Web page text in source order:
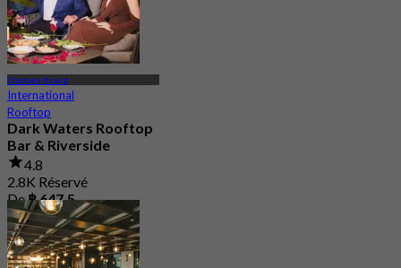
Charoen Krung
International
Rooftop
Dark Waters Rooftop
Bar & Riverside
4.8
2.8K Réservé
De฿ 647.5